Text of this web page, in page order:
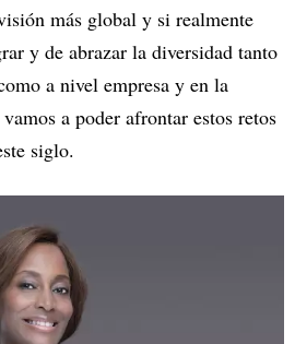
más global y si realmente
y de abrazar la diversidad tanto
a nivel empresa y en la
a poder afrontar estos retos
siglo.